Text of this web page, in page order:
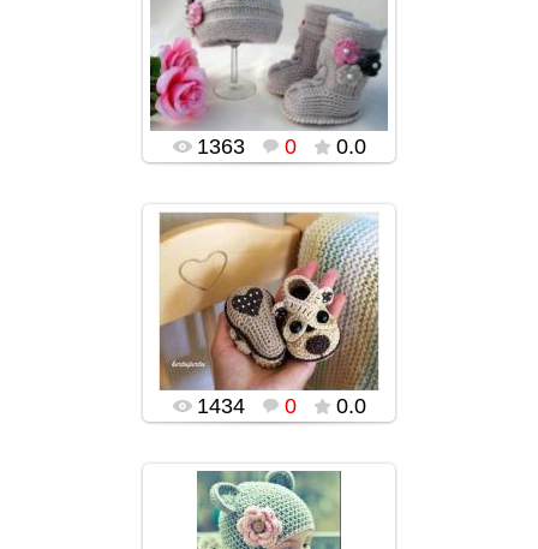
03.02.2016
popularsge
1363 0 0.0
03.02.2016
popularsge
1434 0 0.0
03.02.2016